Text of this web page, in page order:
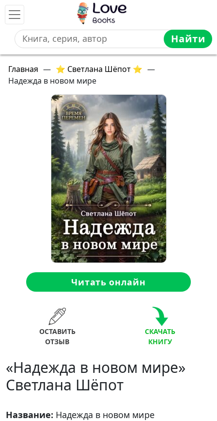
Найти
Главная — ⭐ Светлана Шёпот ⭐ —
Надежда в новом мире
Читать онлайн
ОСТАВИТЬ
ОТЗЫВ
СКАЧАТЬ
КНИГУ
«Надежда в новом мире»
Светлана Шёпот
Название: Надежда в новом мире